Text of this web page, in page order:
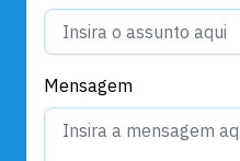
Mensagem